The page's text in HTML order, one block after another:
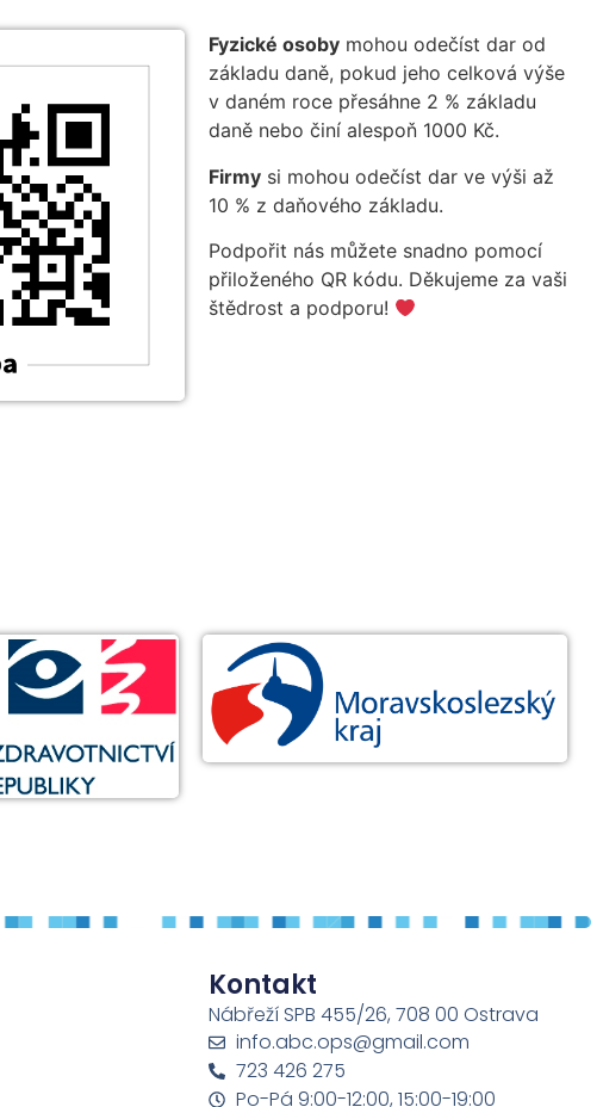
Fyzické osoby mohou odečíst dar od
základu daně, pokud jeho celková výše
v daném roce přesáhne 2 % základu
daně nebo činí alespoň 1000 Kč.
Firmy si mohou odečíst dar ve výši až
10 % z daňového základu.
Podpořit nás můžete snadno pomocí
přiloženého QR kódu. Děkujeme za vaši
štědrost a podporu!
Kontakt
Nábřeží SPB 455/26, 708 00 Ostrava
info.abc.ops@gmail.com
723 426 275
Po-Pá 9:00-12:00, 15:00-19:00